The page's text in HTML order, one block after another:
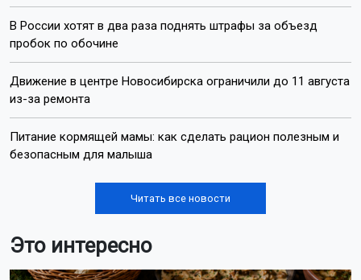
В России хотят в два раза поднять штрафы за объезд
пробок по обочине
Движение в центре Новосибирска ограничили до 11 августа
из-за ремонта
Питание кормящей мамы: как сделать рацион полезным и
безопасным для малыша
Читать все новости
Это интересно